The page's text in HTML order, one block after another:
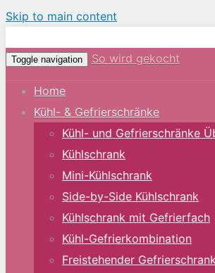
Skip to main content
Toggle navigation So wird gekocht
Home
Kühl- & Gefrierschränke
Kühl- und Gefrierschränke
Kühlschrank
Mini-Kühlschrank
Side-by-Side Kühlschrank
Kühlschrank mit Gefrierfach
Kühl-Gefrierkombination
Freistehender